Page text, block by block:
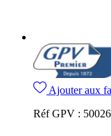
Ajouter aux
Réf GPV : 50026